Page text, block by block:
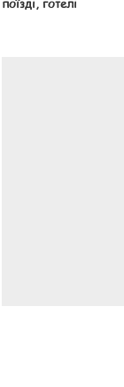
поїзді, готелі